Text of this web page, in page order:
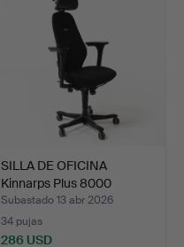
SILLA DE OFICINA
Kinnarps Plus 8000
Synchr…
Subastado 13 abr 2026
34 pujas
286 USD